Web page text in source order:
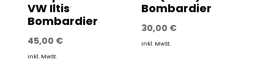
VW Iltis
Bombardier
45,00 €
inkl. MwSt.
Bombardier
30,00 €
inkl. MwSt.